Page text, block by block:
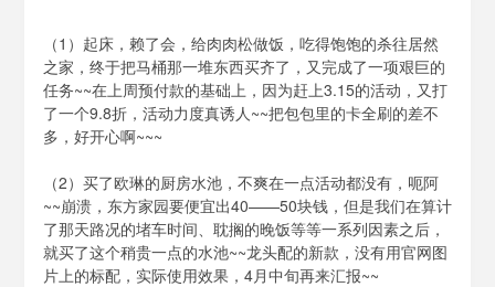
泡
BH1AIR
（1）起床，赖了会，给肉肉松做饭，吃得饱饱的杀往居然
之家，终于把马桶那一堆东西买齐了，又完成了一项艰巨的
任务~~在上周预付款的基础上，因为赶上3.15的活动，又打
了一个9.8折，活动力度真诱人~~把包包里的卡全刷的差不
多，好开心啊~~~
（2）买了欧琳的厨房水池，不爽在一点活动都没有，呃阿
~~崩溃，东方家园要便宜出40——50块钱，但是我们在算计
了那天路况的堵车时间、耽搁的晚饭等等一系列因素之后，
就买了这个稍贵一点的水池~~龙头配的新款，没有用官网图
片上的标配，实际使用效果，4月中旬再来汇报~~